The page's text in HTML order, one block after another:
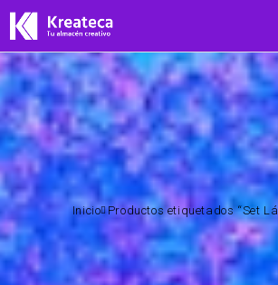
Inicio Productos etiquetados “Set